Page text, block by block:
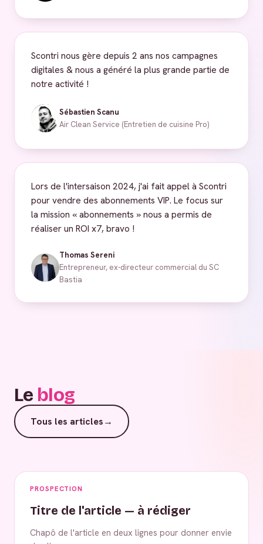
Scontri nous gère depuis 2 ans nos campagnes
digitales & nous a généré la plus grande partie de
notre activité !
Sébastien Scanu
Air Clean Service (Entretien de cuisine Pro)
Lors de l'intersaison 2024, j'ai fait appel à Scontri
pour vendre des abonnements VIP. Le focus sur
la mission « abonnements » nous a permis de
réaliser un ROI x7, bravo !
Thomas Sereni
Entrepreneur, ex-directeur commercial du SC
Bastia
Le blog
Tous les articles→
PROSPECTION
Titre de l'article — à rédiger
Chapô de l'article en deux lignes pour donner envie